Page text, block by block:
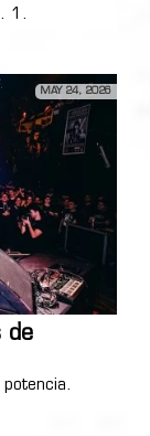
1.
MAY 24, 2026
de